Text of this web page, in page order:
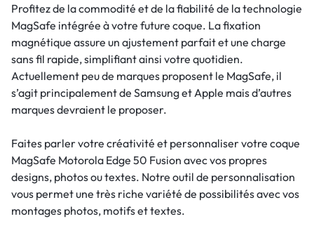
Profitez de la commodité et de la fiabilité de la technologie
MagSafe intégrée à votre future coque. La fixation
magnétique assure un ajustement parfait et une charge
sans fil rapide, simplifiant ainsi votre quotidien.
Actuellement peu de marques proposent le MagSafe, il
s’agit principalement de Samsung et Apple mais d’autres
marques devraient le proposer.
Faites parler votre créativité et personnaliser votre coque
MagSafe Motorola Edge 50 Fusion avec vos propres
designs, photos ou textes. Notre outil de personnalisation
vous permet une très riche variété de possibilités avec vos
montages photos, motifs et textes.